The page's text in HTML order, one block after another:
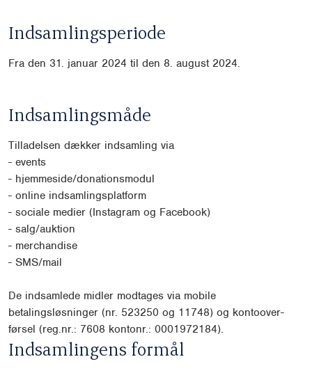
Indsamlingsperiode
Fra den 31. januar 2024 til den 8. august 2024.
Indsamlingsmåde
Tilladelsen dækker indsamling via
- events
- hjemmeside/donationsmodul
- online indsamlingsplatform
- sociale medier (Instagram og Facebook)
- salg/auktion
- merchandise
- SMS/mail
De indsamlede midler modtages via mobile
betalingsløsninger (nr. 523250 og 11748) og kontoover-
førsel (reg.nr.: 7608 kontonr.: 0001972184).
Indsamlingens formål